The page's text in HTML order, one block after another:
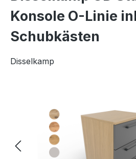
Konsole O-Linie
Schubkästen
Disselkamp